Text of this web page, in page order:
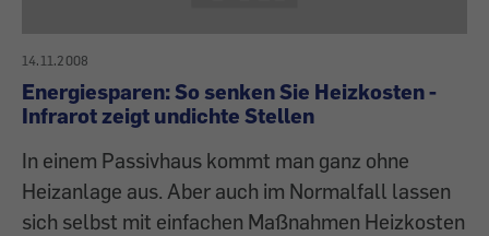
14.11.2008
Energiesparen: So senken Sie Heizkosten -
Infrarot zeigt undichte Stellen
In einem Passivhaus kommt man ganz ohne
Heizanlage aus. Aber auch im Normalfall lassen
sich selbst mit einfachen Maßnahmen Heizkosten